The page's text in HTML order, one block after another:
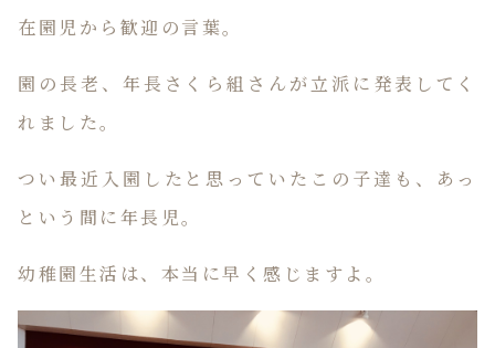
在園児から歓迎の言葉。
園の長老、年長さくら組さんが立派に発表してく
れました。
つい最近入園したと思っていたこの子達も、あっ
という間に年長児。
幼稚園生活は、本当に早く感じますよ。